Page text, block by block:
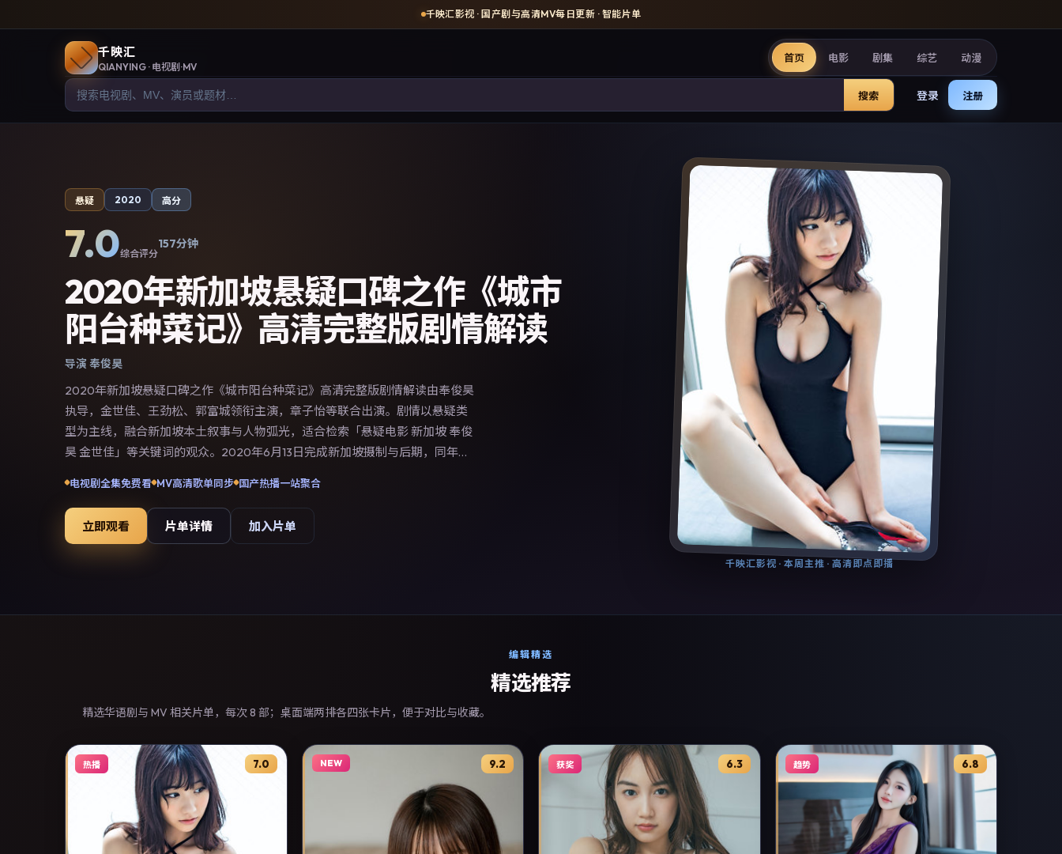
千映汇影视 · 国产剧与高清MV每日更新 · 智能片单
千映汇
QIANYING · 电视剧·MV
首页 电影 剧集 综艺 动漫
搜索 登录 注册
悬疑 2020 高分
7.0综合评分
157分钟
2020年新加坡悬疑口碑之作《城市
阳台种菜记》高清完整版剧情解读
导演 奉俊昊
2020年新加坡悬疑口碑之作《城市阳台种菜记》高清完整版剧情解读由奉俊昊
执导，金世佳、王劲松、郭富城领衔主演，章子怡等联合出演。剧情以悬疑类
型为主线，融合新加坡本土叙事与人物弧光，适合检索「悬疑电影 新加坡 奉俊
昊 金世佳」等关键词的观众。2020年6月13日完成新加坡摄制与后期，同年季
可作为片单推荐、影评长文与专题策划的引用素材。
电视剧全集免费看 MV高清歌单同步 国产热播一站聚合
立即观看 片单详情 加入片单
千映汇影视 · 本周主推 · 高清即点即播
编辑精选
精选推荐
精选华语剧与 MV 相关片单，每次 8 部；桌面端两排各四张卡片，便于对比与收藏。
热播 7.0 NEW 9.2 获奖 6.3 趋势 6.8